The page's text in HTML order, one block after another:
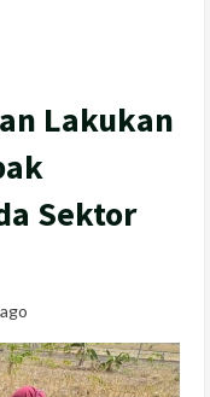
Lakukan
Sektor